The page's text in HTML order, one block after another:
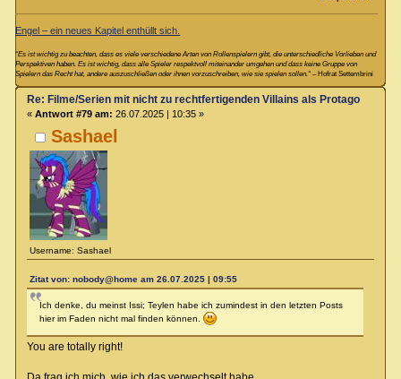
Engel – ein neues Kapitel enthüllt sich.
“Es ist wichtig zu beachten, dass es viele verschiedene Arten von Rollenspielern gibt, die unterschiedliche Vorlieben und
Perspektiven haben. Es ist wichtig, dass alle Spieler respektvoll miteinander umgehen und dass keine Gruppe von
Spielern das Recht hat, andere auszuschließen oder ihnen vorzuschreiben, wie sie spielen sollen.“ – Hofrat Settembrini
Sashael
Username: Sashael
Re: Filme/Serien mit nicht zu rechtfertigenden Villains als Protagonisten?
« Antwort #79 am: 26.07.2025 | 10:35 »
Zitat von: nobody@home am 26.07.2025 | 09:55
Ich denke, du meinst Issi; Teylen habe ich zumindest in den letzten Posts
hier im Faden nicht mal finden können.
You are totally right!